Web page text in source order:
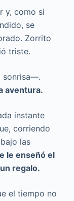
y, como si
se
Zorrito
triste.
sonrisa—.
aventura.
instante
corriendo
las
le enseñó el
regalo.
el tiempo no